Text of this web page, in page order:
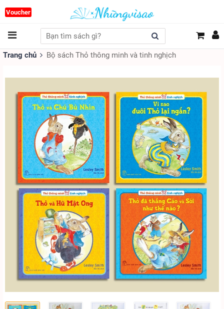
Voucher
Trang chủ Bộ sách Thỏ thông minh và tinh nghịch